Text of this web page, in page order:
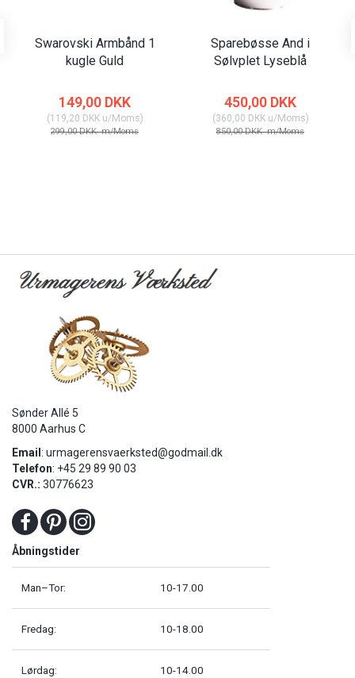
Swarovski Armbånd 1
kugle Guld
149,00 DKK
(119,20 DKKu/Moms)
299,00 DKKm/Moms
Sparebøsse And i
Sølvplet Lyseblå
450,00 DKK
(360,00 DKKu/Moms)
850,00 DKKm/Moms
Sønder Allé 5
8000 Aarhus C
Email : urmagerensvaerksted@godmail.dk
Telefon: +45 29 89 90 03
CVR.: 30776623
Åbningstider
Man–Tor: 10-17.00
Fredag: 10-18.00
Lørdag: 10-14.00